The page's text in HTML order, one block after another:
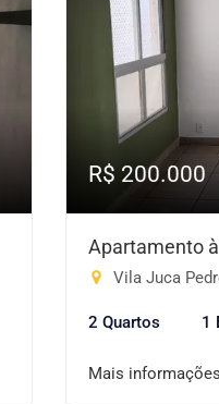
R$ 200.000
Apartamento
Vila Juca
2 Quartos 1
Mais informações